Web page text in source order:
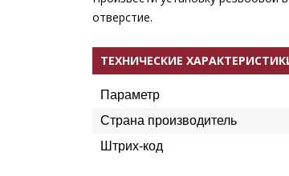
отверстие.
ТЕХНИЧЕСКИЕ
Параметр
Страна производитель
Штрих-код